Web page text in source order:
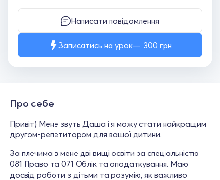
Написати повідомлення
Записатись на урок 300 грн
Про себе
Привіт) Мене звуть Даша і я можу стати найкращим
другом-репетитором для вашої дитини.
За плечима в мене дві вищі освіти за спеціальністю
081 Право та 071 Облік та оподаткування. Маю
досвід роботи з дітьми та розумію, як важливо